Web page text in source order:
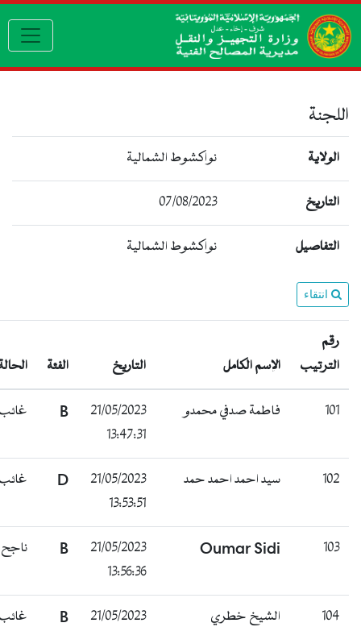
اللجنة
الولاية نواكشوط الشمالية
التاريخ 07/08/2023
التفاصيل نواكشوط الشمالية
انتقاء
رقم
الترتيب
الإسم الكامل التاريخ الفئة الحالة
101 فاطمة صدفي محمدو
21/05/2023
13:47:31
غائب
102 سيد احمد احمد حمد
21/05/2023
13:53:51
غائب
103
Oumar Sidi
21/05/2023
13:56:36
ناجح
104
الشيخ خطري
21/05/2023
غائب